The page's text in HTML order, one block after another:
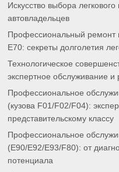
Искусство выбора
автовладельцев
Профессиональный ремонт
E70: секреты долголетия
Технологическое
экспертное обслуживание
Профессиональное
(кузова F01/F02/F04):
представительскому классу
Профессиональное
(E90/E92/E93/F80): от
потенциала